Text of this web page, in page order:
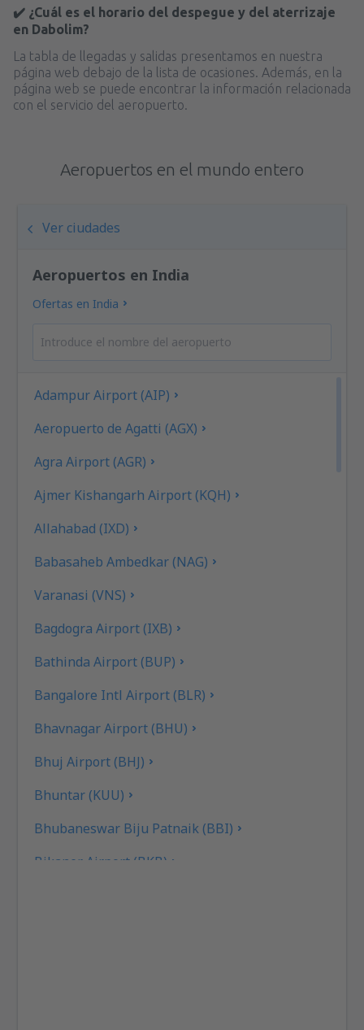
✔️ ¿Cuál es el horario del despegue y del aterrizaje
en Dabolim?
La tabla de llegadas y salidas presentamos en nuestra
página web debajo de la lista de ocasiones. Además, en la
página web se puede encontrar la información relacionada
con el servicio del aeropuerto.
Aeropuertos en el mundo entero
Ver ciudades
Aeropuertos en India
Ofertas en India
Adampur Airport (AIP)
Aeropuerto de Agatti (AGX)
Agra Airport (AGR)
Ajmer Kishangarh Airport (KQH)
Allahabad (IXD)
Babasaheb Ambedkar (NAG)
Varanasi (VNS)
Bagdogra Airport (IXB)
Bathinda Airport (BUP)
Bangalore Intl Airport (BLR)
Bhavnagar Airport (BHU)
Bhuj Airport (BHJ)
Bhuntar (KUU)
Bhubaneswar Biju Patnaik (BBI)
Bikaner Airport (BKB)